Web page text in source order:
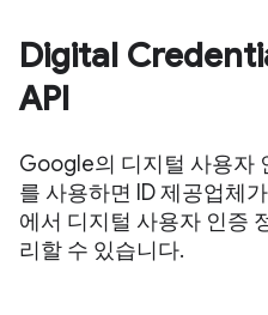
Digital
API
Google의 디지털 사용자
를 사용하면 ID 제공업체
에서 디지털 사용자 인증
리할 수 있습니다.